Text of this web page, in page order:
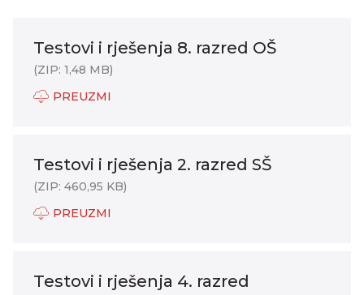
Testovi i rješenja 8. razred OŠ
(ZIP: 1,48 MB)
PREUZMI
Testovi i rješenja 2. razred SŠ
(ZIP: 460,95 KB)
PREUZMI
Testovi i rješenja 4. razred